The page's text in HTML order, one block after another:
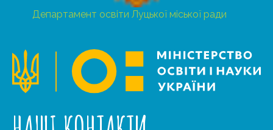
Департамент освіти Луцької міської ради